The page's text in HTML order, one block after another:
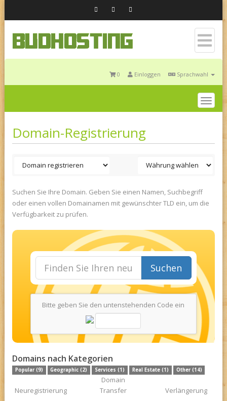
Sprachwahl
Einloggen
0
Domain-Registrierung
Suchen Sie Ihre Domain. Geben Sie einen Namen, Suchbegriff
oder einen vollen Domainamen mit gewünschter TLD ein, um die
Verfügbarkeit zu prüfen.
Suchen
Bitte geben Sie den untenstehenden Code ein
Domains nach Kategorien
Popular (9) Geographic (2) Services (1) Real Estate (1) Other (14)
Domain
Neuregistrierung
Transfer Verlängerung